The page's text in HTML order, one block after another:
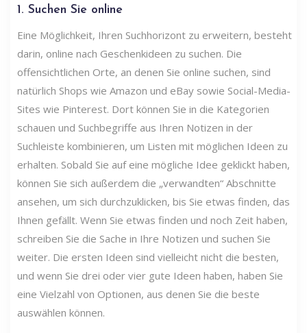
1. Suchen Sie online
Eine Möglichkeit, Ihren Suchhorizont zu erweitern, besteht
darin, online nach Geschenkideen zu suchen. Die
offensichtlichen Orte, an denen Sie online suchen, sind
natürlich Shops wie Amazon und eBay sowie Social-Media-
Sites wie Pinterest. Dort können Sie in die Kategorien
schauen und Suchbegriffe aus Ihren Notizen in der
Suchleiste kombinieren, um Listen mit möglichen Ideen zu
erhalten. Sobald Sie auf eine mögliche Idee geklickt haben,
können Sie sich außerdem die „verwandten“ Abschnitte
ansehen, um sich durchzuklicken, bis Sie etwas finden, das
Ihnen gefällt. Wenn Sie etwas finden und noch Zeit haben,
schreiben Sie die Sache in Ihre Notizen und suchen Sie
weiter. Die ersten Ideen sind vielleicht nicht die besten,
und wenn Sie drei oder vier gute Ideen haben, haben Sie
eine Vielzahl von Optionen, aus denen Sie die beste
auswählen können.